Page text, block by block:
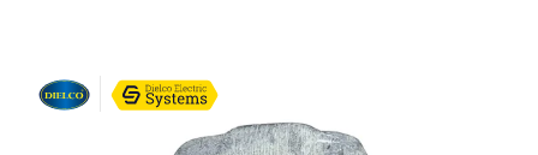
tamaños de cables, permitir una
instalación sencilla, facilitar tareas